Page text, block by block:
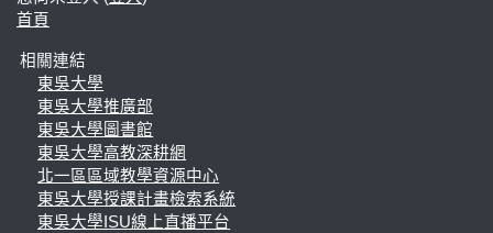
首頁
相關連結
東吳大學
東吳大學推廣部
東吳大學圖書館
東吳大學高教深耕網
北一區區域教學資源中心
東吳大學授課計畫檢索系統
東吳大學ISU線上直播平台